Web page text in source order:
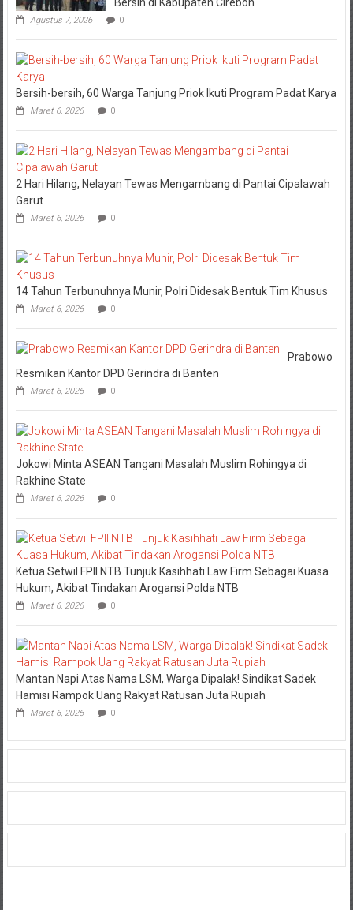
Agustus 7, 2026 0
Bersih-bersih, 60 Warga Tanjung Priok Ikuti Program Padat Karya
Maret 6, 2026 0
2 Hari Hilang, Nelayan Tewas Mengambang di Pantai Cipalawah
Garut
Maret 6, 2026 0
14 Tahun Terbunuhnya Munir, Polri Didesak Bentuk Tim Khusus
Maret 6, 2026 0
Prabowo
Resmikan Kantor DPD Gerindra di Banten
Maret 6, 2026 0
Jokowi Minta ASEAN Tangani Masalah Muslim Rohingya di
Rakhine State
Maret 6, 2026 0
Ketua Setwil FPII NTB Tunjuk Kasihhati Law Firm Sebagai Kuasa
Hukum, Akibat Tindakan Arogansi Polda NTB
Maret 6, 2026 0
Mantan Napi Atas Nama LSM, Warga Dipalak! Sindikat Sadek
Hamisi Rampok Uang Rakyat Ratusan Juta Rupiah
Maret 6, 2026 0